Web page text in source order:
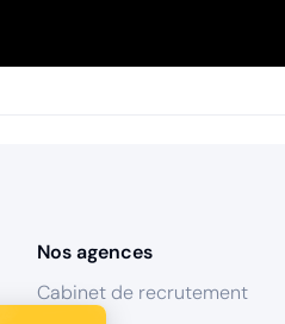
Nos agences
Cabinet de recrutement